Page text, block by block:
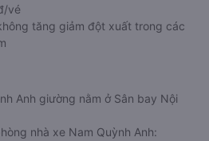
vé
tăng giảm đột xuất trong các
Anh giường nằm ở Sân bay Nội
nhà xe Nam Quỳnh Anh: